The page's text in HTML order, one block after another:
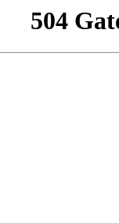
504